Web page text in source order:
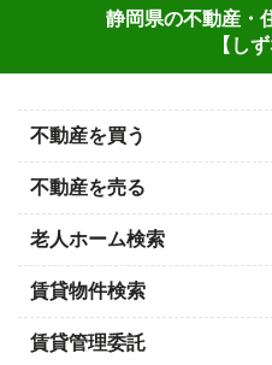
静岡県の不動産・
【し
不動産を買う
不動産を売る
老人ホーム検索
賃貸物件検索
賃貸管理委託